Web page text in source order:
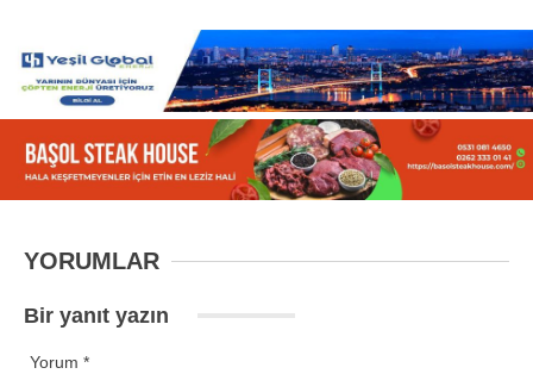
YORUMLAR
Bir yanıt yazın
Yorum *